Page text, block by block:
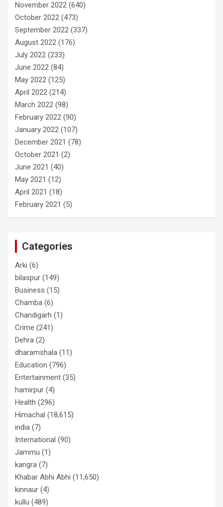
November 2022 (640)
October 2022 (473)
September 2022 (337)
August 2022 (176)
July 2022 (233)
June 2022 (84)
May 2022 (125)
April 2022 (214)
March 2022 (98)
February 2022 (90)
January 2022 (107)
December 2021 (78)
October 2021 (2)
June 2021 (40)
May 2021 (12)
April 2021 (18)
February 2021 (5)
Categories
Arki (6)
bilaspur (149)
Business (15)
Chamba (6)
Chandigarh (1)
Crime (241)
Dehra (2)
dharamshala (11)
Education (796)
Entertainment (35)
hamirpur (4)
Health (296)
Himachal (18,615)
india (7)
International (90)
Jammu (1)
kangra (7)
Khabar Abhi Abhi (11,650)
kinnaur (4)
kullu (489)